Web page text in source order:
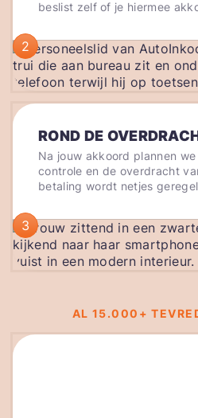
beslist zelf of je hiermee
2
ROND DE
Na jouw akkoord plannen
controle en de overdracht
betaling wordt netjes
3
AL 15.000+